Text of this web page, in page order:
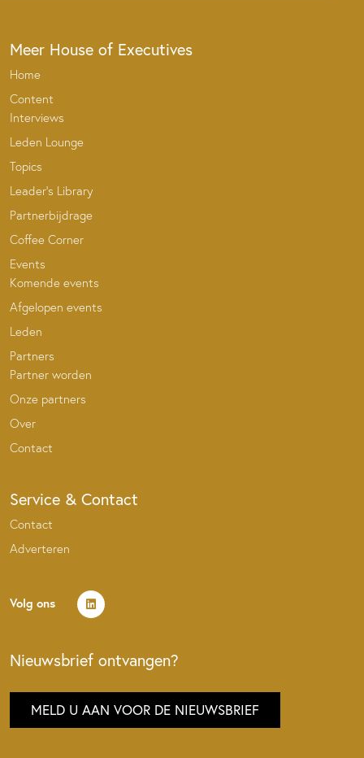
Meer House of Executives
Home
Content
Interviews
Leden Lounge
Topics
Leader’s Library
Partnerbijdrage
Coffee Corner
Events
Komende events
Afgelopen events
Leden
Partners
Partner worden
Onze partners
Over
Contact
Service & Contact
Contact
Adverteren
Volg ons
Nieuwsbrief ontvangen?
MELD U AAN VOOR DE NIEUWSBRIEF